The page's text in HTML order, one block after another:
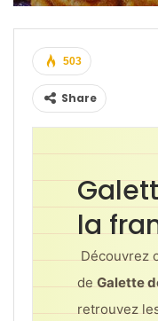
503
Share
la
Découvrez
de Galette
retrouvez